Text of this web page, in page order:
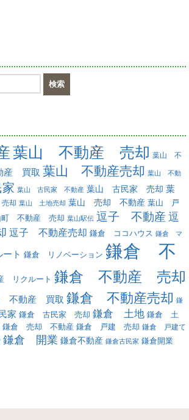
葉山 不動産 売却 葉山 不
産 買取 葉山 不動産売却 葉山 不動
葉山 古民家 不動産 葉山 古民家 売却 葉
却 葉山 土地売却 葉山 売却 不動産 葉山 戸
町 不動産 売却 葉山駅伝 逗子 不動産 逗
逗子 不動産売却 鎌倉 ココハウス 鎌倉 マ
ト 鎌倉 リノベーション 鎌倉 不
リクルート 鎌倉 不動産 売却
不動産 買取 鎌倉 不動産売却 鎌
家 鎌倉 古民家 売却 鎌倉 土地 鎌倉 土
鎌倉 売却 不動産 鎌倉 戸建 売却 鎌倉 戸建て
鎌倉 開業 鎌倉不動産 鎌倉古民家 鎌倉開業